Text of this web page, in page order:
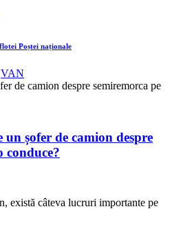
Poștei naționale
VAN
de camion despre semiremorca pe
un șofer de camion despre
conduce?
există câteva lucruri importante pe